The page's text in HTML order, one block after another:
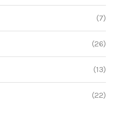
(7)
(26)
(13)
(22)